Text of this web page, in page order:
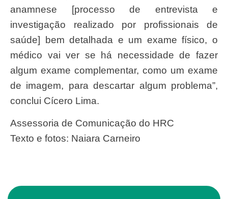
anamnese [processo de entrevista e
investigação realizado por profissionais de
saúde] bem detalhada e um exame físico, o
médico vai ver se há necessidade de fazer
algum exame complementar, como um exame
de imagem, para descartar algum problema”,
conclui Cícero Lima.
Assessoria de Comunicação do HRC
Texto e fotos: Naiara Carneiro